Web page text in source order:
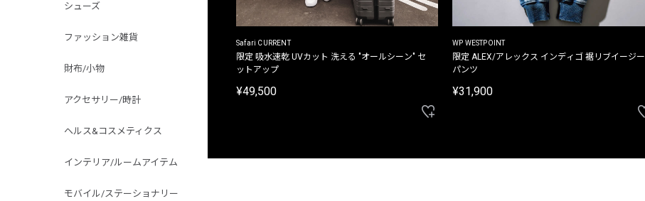
シューズ
ファッション雑貨
財布/小物
アクセサリー/時計
ヘルス&コスメティクス
インテリア/ルームアイテム
モバイル/ステーショナリー
Safari CURRENT
限定 吸水速乾 UVカット 洗える "オールシーン" セ
ットアップ
¥49,500
WP WESTPOINT
限定 ALEX/アレックス インディゴ 裾リブイージー
パンツ
¥31,900